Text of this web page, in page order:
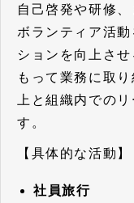
自己啓発や研修
ボランティア活
ションを向上さ
もって業務に取
上と組織内での
す。
【具体的な活動】
社員旅行